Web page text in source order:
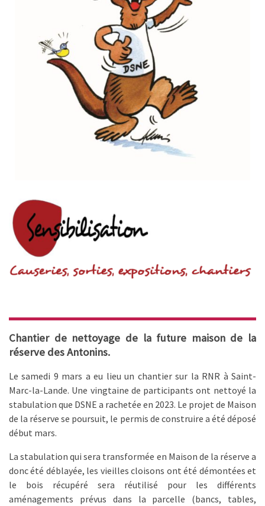
Chantier de nettoyage de la future maison de la
réserve des Antonins.
Le samedi 9 mars a eu lieu un chantier sur la RNR à Saint-
Marc-la-Lande. Une vingtaine de participants ont nettoyé la
stabulation que DSNE a rachetée en 2023. Le projet de Maison
de la réserve se poursuit, le permis de construire a été déposé
début mars.
La stabulation qui sera transformée en Maison de la réserve a
donc été déblayée, les vieilles cloisons ont été démontées et
le bois récupéré sera réutilisé pour les différents
aménagements prévus dans la parcelle (bancs, tables,